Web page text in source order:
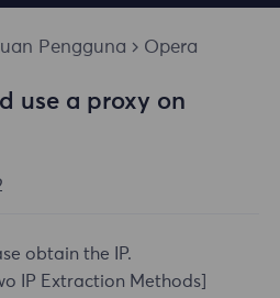
Pengguna Opera
use a proxy on
obtain the IP.
IP Extraction Methods]